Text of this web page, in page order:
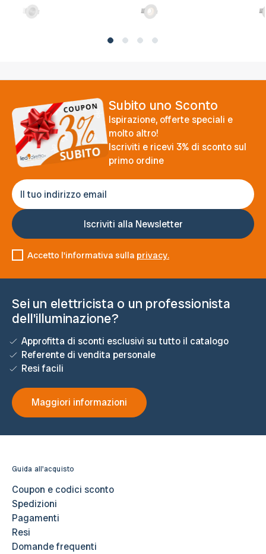
Subito uno Sconto
Ispirazione, offerte speciali e
molto altro!
Iscriviti e ricevi 3% di sconto sul
primo ordine
Accetto l'informativa sulla privacy.
Sei un elettricista o un professionista
dell'illuminazione?
Approfitta di sconti esclusivi su tutto il catalogo
Referente di vendita personale
Resi facili
Maggiori informazioni
Guida all'acquisto
Coupon e codici sconto
Spedizioni
Pagamenti
Resi
Domande frequenti